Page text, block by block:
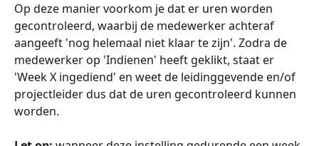
Op deze manier voorkom je dat er uren worden
gecontroleerd, waarbij de medewerker achteraf
aangeeft 'nog helemaal niet klaar te zijn'. Zodra de
medewerker op 'Indienen' heeft geklikt, staat er
'Week X ingediend' en weet de leidinggevende en/of
projectleider dus dat de uren gecontroleerd kunnen
worden.